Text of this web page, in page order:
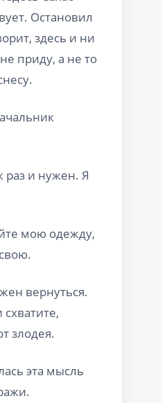
Остановил
здесь и ни
приду, а не то
раз и нужен. Я
мою одежду,
вернуться.
злодея.
эта мысль